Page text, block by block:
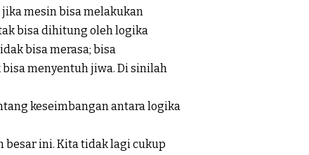
mesin bisa melakukan
bisa dihitung oleh logika
bisa merasa; bisa
menyentuh jiwa. Di sinilah
keseimbangan antara logika
besar ini. Kita tidak lagi cukup